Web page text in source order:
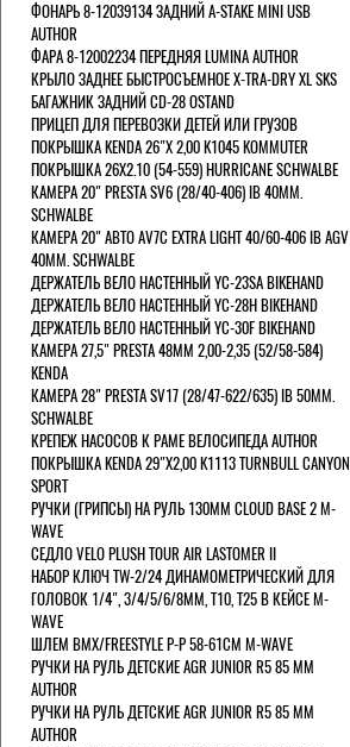
ФОНАРЬ 8-12039134 ЗАДНИЙ A-STAKE MINI USB
AUTHOR
ФАРА 8-12002234 ПЕРЕДНЯЯ LUMINA AUTHOR
КРЫЛО ЗАДНЕЕ БЫСТРОСЪЕМНОЕ X-TRA-DRY XL SKS
БАГАЖНИК ЗАДНИЙ CD-28 OSTAND
ПРИЦЕП ДЛЯ ПЕРЕВОЗКИ ДЕТЕЙ ИЛИ ГРУЗОВ
ПОКРЫШКА KENDA 26"Х 2,00 K1045 KOMMUTER
ПОКРЫШКА 26X2.10 (54-559) HURRICANE SCHWALBE
КАМЕРА 20" PRESTA SV6 (28/40-406) IB 40MM.
SCHWALBE
КАМЕРА 20" АВТО AV7C EXTRA LIGHT 40/60-406 IB AGV
40MM. SCHWALBE
ДЕРЖАТЕЛЬ ВЕЛО НАСТЕННЫЙ YC-23SA BIKEHAND
ДЕРЖАТЕЛЬ ВЕЛО НАСТЕННЫЙ YC-28H BIKEHAND
ДЕРЖАТЕЛЬ ВЕЛО НАСТЕННЫЙ YC-30F BIKEHAND
КАМЕРА 27,5" PRESTA 48ММ 2,00-2,35 (52/58-584)
KENDA
КАМЕРА 28" PRESTA SV17 (28/47-622/635) IB 50MM.
SCHWALBE
КРЕПЕЖ НАСОСОВ К РАМЕ ВЕЛОСИПЕДА AUTHOR
ПОКРЫШКА KENDA 29"Х2,00 K1113 TURNBULL CANYON
SPORT
РУЧКИ (ГРИПСЫ) НА РУЛЬ 130ММ CLOUD BASE 2 M-
WAVE
СЕДЛО VELO PLUSH TOUR AIR LASTOMER II
НАБОР КЛЮЧ TW-2/24 ДИНАМОМЕТРИЧЕСКИЙ ДЛЯ
ГОЛОВОК 1/4", 3/4/5/6/8ММ, T10, T25 В КЕЙСЕ M-
WAVE
ШЛЕМ ВМХ/FREESTYLE Р-Р 58-61СМ M-WAVE
РУЧКИ НА РУЛЬ ДЕТСКИЕ AGR JUNIOR R5 85 ММ
AUTHOR
РУЧКИ НА РУЛЬ ДЕТСКИЕ AGR JUNIOR R5 85 ММ
AUTHOR